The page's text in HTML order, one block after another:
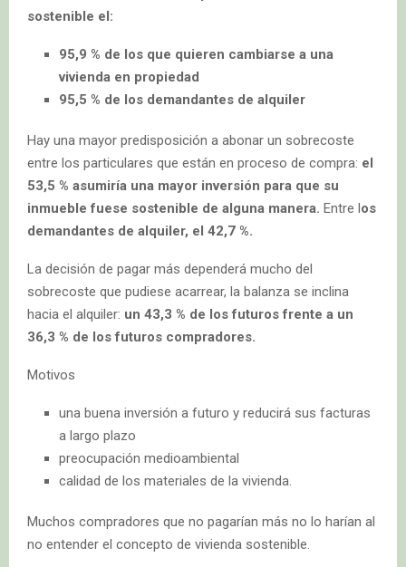
sostenible el:
95,9 % de los que quieren cambiarse a una
vivienda en propiedad
95,5 % de los demandantes de alquiler
Hay una mayor predisposición a abonar un sobrecoste
entre los particulares que están en proceso de compra: el
53,5 % asumiría una mayor inversión para que su
inmueble fuese sostenible de alguna manera. Entre los
demandantes de alquiler, el 42,7 %.
La decisión de pagar más dependerá mucho del
sobrecoste que pudiese acarrear, la balanza se inclina
hacia el alquiler: un 43,3 % de los futuros frente a un
36,3 % de los futuros compradores.
Motivos
una buena inversión a futuro y reducirá sus facturas
a largo plazo
preocupación medioambiental
calidad de los materiales de la vivienda.
Muchos compradores que no pagarían más no lo harían al
no entender el concepto de vivienda sostenible.